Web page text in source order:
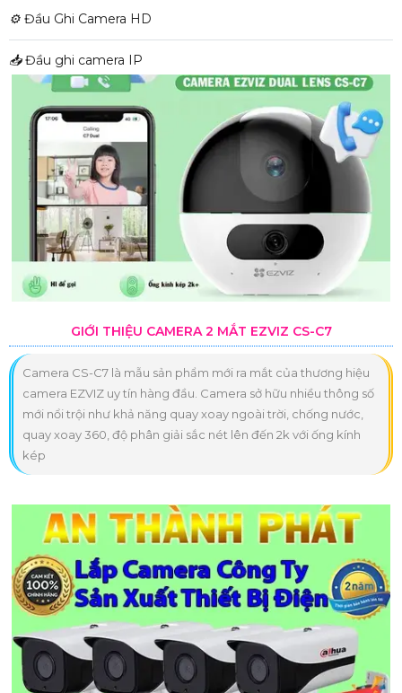
⚙️ Đầu Ghi Camera HD
📥Đầu ghi camera IP
GIỚI THIỆU CAMERA 2 MẮT EZVIZ CS-C7
Camera CS-C7 là mẫu sản phẩm mới ra mắt của thương hiệu
camera EZVIZ uy tín hàng đầu. Camera sở hữu nhiều thông số
mới nổi trội như khả năng quay xoay ngoài trời, chống nước,
quay xoay 360, độ phân giải sắc nét lên đến 2k với ống kính
kép